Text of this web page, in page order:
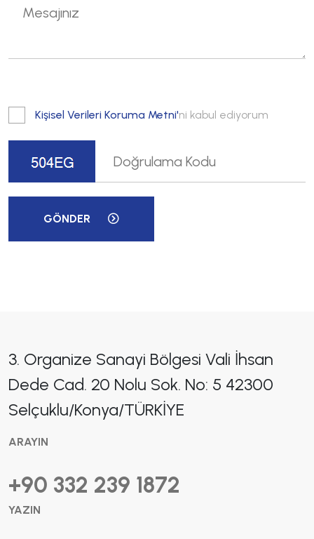
Kişisel Verileri Koruma Metni'ni kabul ediyorum
GÖNDER
3. Organize Sanayi Bölgesi Vali İhsan
Dede Cad. 20 Nolu Sok. No: 5 42300
Selçuklu/Konya/TÜRKİYE
ARAYIN
+90 332 239 1872
YAZIN